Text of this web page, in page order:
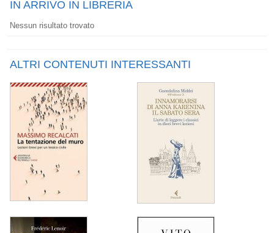
IN ARRIVO IN LIBRERIA
Nessun risultato trovato
ALTRI CONTENUTI INTERESSANTI